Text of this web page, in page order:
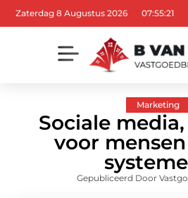
Zaterdag 8 Augustus 2026 07:55:22
Marketing
Sociale
voor
Gepubliceerd Door